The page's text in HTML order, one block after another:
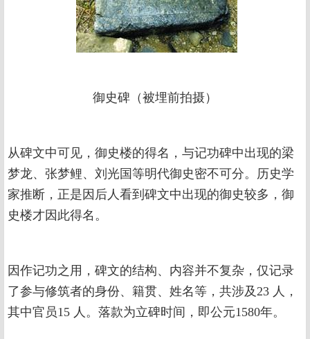
御史碑（被埋前拍摄）
从碑文中可见，御史楼的得名，与记功碑中出现的梁
梦龙、张梦鲤、刘光国等明代御史密不可分。历史学
家推断，正是因后人看到碑文中出现的御史较多，御
史楼才因此得名。
因作记功之用，碑文的结构、内容并不复杂，仅记录
了参与修筑者的身份、籍贯、姓名等，共涉及23 人，
其中官员15 人。落款为立碑时间，即公元1580年。